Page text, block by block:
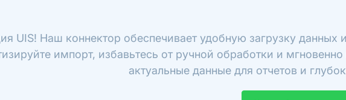
UIS! Наш коннектор обеспечивает удобную загрузку данных
импорт, избавьтесь от ручной обработки и мгновенно
актуальные данные для отчетов и